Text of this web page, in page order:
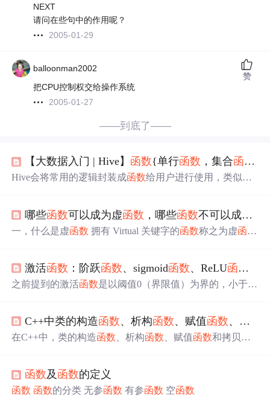
NEXT
请问在些句中的作用呢？
2005-01-29
balloonman2002
把CPU控制权交给操作系统
2005-01-27
赞
——到底了——
【大数据入门 | Hive】 函数{单行函数 ，集合函数
Hive会将常用的逻辑封装成函数给用户进行使用，类似于J
提供了大量的内置 函数，按照其特点可大致分为如下几
类：单行 函数、聚合函数、炸裂函数、窗口函数。以下命
哪些函数可以成为虚函数 ，哪些函数不可以成为虚
一，什么是虚函数 拥有 Virtual 关键字的函数称之为虚函数
成为虚函数？那些函数不可以成为虚函数 ？ 要成为虚函数
必须满足两点，一就是这个函数 依赖于对象调用，因为虚
，必须通过虚函数指针，而虚函数指针是存在于对象中
的。二就是这个函数必须可以取地址，因为我们的虚函数
表中存放的是虚函数 函数入口地址，如果
激活函数 ：阶跃函数、sigmoid函数、ReLU函数
之前提到的激活函数是以阈值0（界限值）为界的，小于等
跃 函数。那么，如果感知机使用其他函数 作为激活函数 的
话会怎么样呢？实际上，如果将激活
函数从阶跃函数换成
用 matplotlib 库。 ...
C++中类的构造函数、析构函数、赋值函数、拷贝
在C++中，类的构造函数 、析构函数 、赋值函数和拷贝 函
函数及 函数的定义
函数 函数的分类 无参函数 有参函数 空函数